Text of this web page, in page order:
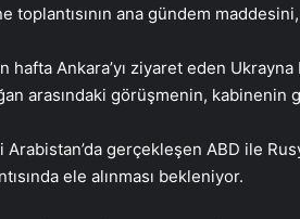
toplantısının ana gündem
hafta Ankara’yı ziyaret eden
arasındaki görüşmenin, kabinenin
Arabistan’da gerçekleşen ABD ile
ele alınması bekleniyor.